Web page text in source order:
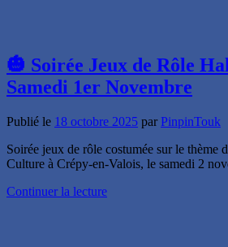
🎃 Soirée Jeux de Rôle
Samedi 1er Novembre
Publié le 18 octobre 2025 par PinpinTouk
Soirée jeux de rôle costumée sur le thème
Culture à Crépy-en-Valois, le samedi 2
Continuer la lecture